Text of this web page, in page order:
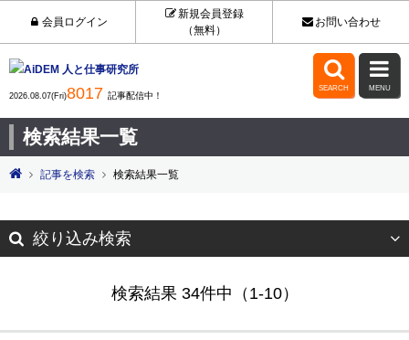
会員ログイン
新規会員登録
（無料）
お問い合わせ
2026.08.07(Fri)8017 記事配信中！

SEARCH

MENU
検索結果一覧
記事を検索 検索結果一覧
絞り込み検索
検索結果 34件中（1-10）